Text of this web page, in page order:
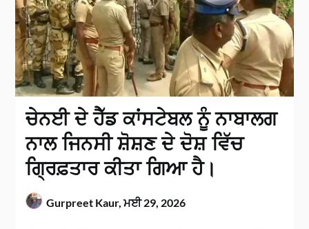
ਚੇਨਈ ਦੇ ਹੈੱਡ ਕਾਂਸਟੇਬਲ ਨੂੰ ਨਾਬਾਲਗ
ਨਾਲ ਜਿਨਸੀ ਸ਼ੋਸ਼ਣ ਦੇ ਦੋਸ਼ ਵਿੱਚ
ਗ੍ਰਿਫ਼ਤਾਰ ਕੀਤਾ ਗਿਆ ਹੈ।
Gurpreet Kaur,ਮਈ 29, 2026